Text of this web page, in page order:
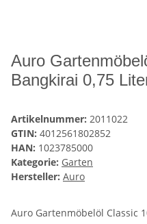
Auro
Bangkirai 0,75
Artikelnummer: 2011022
GTIN: 4012561802852
HAN: 1023785000
Kategorie: Garten
Hersteller: Auro
Auro Gartenmöbelöl Classic